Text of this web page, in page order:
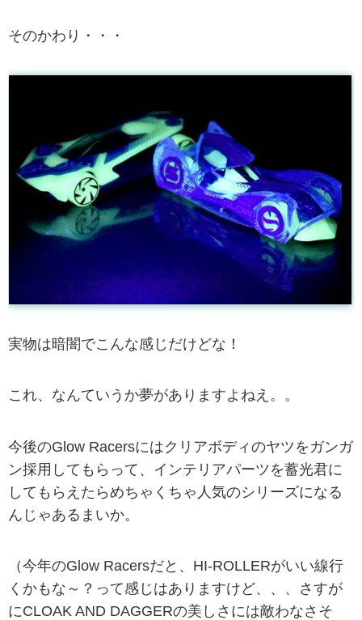
そのかわり・・・
実物は暗闇でこんな感じだけどな！
これ、なんていうか夢がありますよねえ。。
今後のGlow Racersにはクリアボディのヤツをガンガ
ン採用してもらって、インテリアパーツを蓄光君に
してもらえたらめちゃくちゃ人気のシリーズになる
んじゃあるまいか。
（今年のGlow Racersだと、HI-ROLLERがいい線行
くかもな～？って感じはありますけど、、、さすが
にCLOAK AND DAGGERの美しさには敵わなさそ